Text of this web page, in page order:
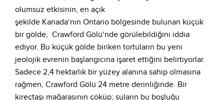
olumsuz etkisinin, en açık
şekilde Kanada‘nın Ontario bölgesinde bulunan küçük
bir gölde; Crawford Gölü‘nde görülebildiğini iddia
ediyor. Bu küçük gölde biriken tortuların bu yeni
jeolojik evrenin başlangıcına işaret ettiğini belirtiyorlar.
Sadece 2,4 hektarlık bir yüzey alanına sahip olmasına
rağmen, Crawford Gölü 24 metre derinliğinde. Bir
kireçtaşı mağarasının çöküp; suların bu boşluğu